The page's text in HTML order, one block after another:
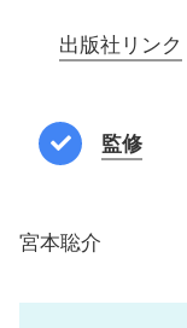
出版社リンク
監修
宮本聡介